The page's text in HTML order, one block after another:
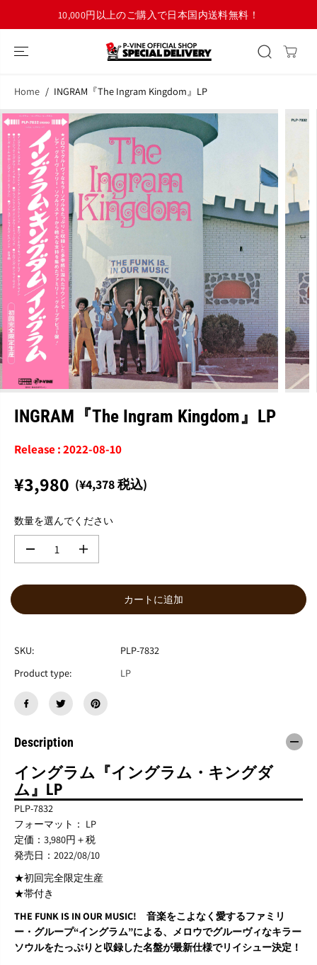
コンテンツにス
キップ10,000円以上のご購入で日本国内送料無料！
Home INGRAM『The Ingram Kingdom』LP
商品情報へスキ
ップ
INGRAM『The Ingram Kingdom』LP
Release : 2022-08-10
通
価
格
¥3,980 (¥4,378 税込)
数量を選んでください
N
R
M
『
h
e
n
r
m
K
i
g
d
m
』
L
P
数
M
『
n
r
m
K
i
g
m
』
L
カートに追加
SKU:
PLP-7832
Product type:
LP
Description
イングラム『イングラム・キングダ
ム』LP
PLP-7832
フォーマット： LP
定価：3,980円＋税
発売日：2022/08/10
★初回完全限定生産
★帯付き
THE FUNK IS IN OUR MUSIC! 音楽をこよなく愛するファミリ
ー・グループ“イングラム”による、メロウでグルーヴィなキラー
ソウルをたっぷりと収録した名盤が最新仕様でリイシュー決定！